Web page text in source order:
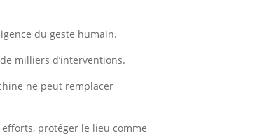
du geste humain.
milliers d’interventions.
ne peut remplacer
protéger le lieu comme